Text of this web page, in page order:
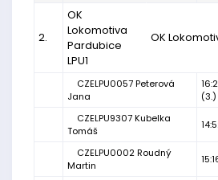
2.
OK
Lokomotiva
Pardubice
LPU1
OK
CZELPU0057 Peterová
Jana
(3.)
CZELPU9307 Kubelka
Tomáš
CZELPU0002 Roudný
Martin